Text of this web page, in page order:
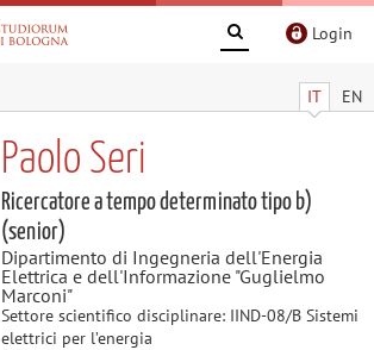
Login
IT EN
Paolo Seri
Ricercatore a tempo determinato tipo b)
(senior)
Dipartimento di Ingegneria dell'Energia
Elettrica e dell'Informazione "Guglielmo
Marconi"
Settore scientifico disciplinare: IIND-08/B Sistemi
elettrici per l’energia